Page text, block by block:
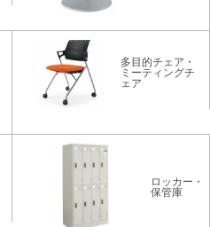
多目的チェア・
ミーティングチ
ェア
ロッカー・
保管庫